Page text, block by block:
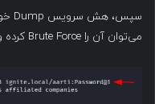
می‌توان آن را Brute Force کرده و رمزهای عبور سرویس را استخراج نمود.